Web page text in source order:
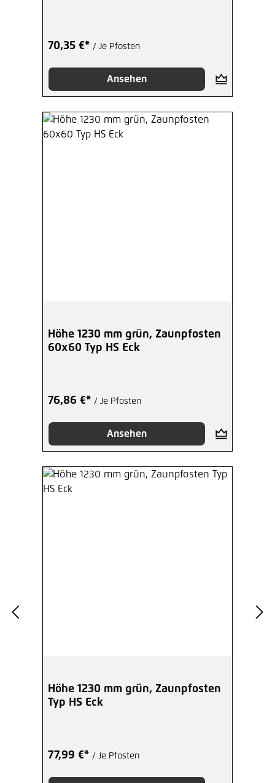
70,35 €* / Je Pfosten
Ansehen
Höhe 1230 mm grün, Zaunpfosten
60x60 Typ HS Eck
76,86 €* / Je Pfosten
Ansehen
Höhe 1230 mm grün, Zaunpfosten
Typ HS Eck
77,99 €* / Je Pfosten